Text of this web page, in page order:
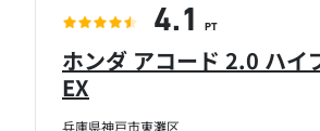
兵庫県神戸市東灘区
ホンダ アコード 2.0 ハイ
EX
4.1 PT